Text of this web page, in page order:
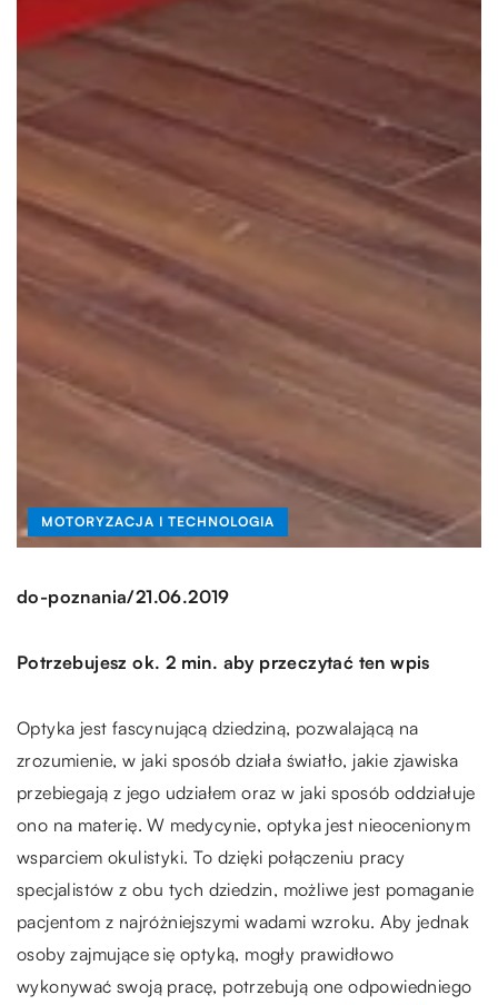
MOTORYZACJA I TECHNOLOGIA
do-poznania/21.06.2019
Potrzebujesz ok. 2 min. aby przeczytać ten wpis
Optyka jest fascynującą dziedziną, pozwalającą na
zrozumienie, w jaki sposób działa światło, jakie zjawiska
przebiegają z jego udziałem oraz w jaki sposób oddziałuje
ono na materię. W medycynie, optyka jest nieocenionym
wsparciem okulistyki. To dzięki połączeniu pracy
specjalistów z obu tych dziedzin, możliwe jest pomaganie
pacjentom z najróżniejszymi wadami wzroku. Aby jednak
osoby zajmujące się optyką, mogły prawidłowo
wykonywać swoją pracę, potrzebują one odpowiedniego